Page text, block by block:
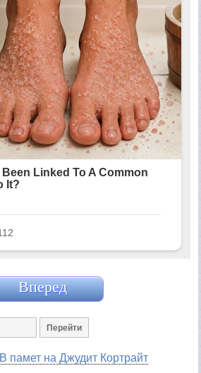
Вперед
В памет на Джудит Кортрайт